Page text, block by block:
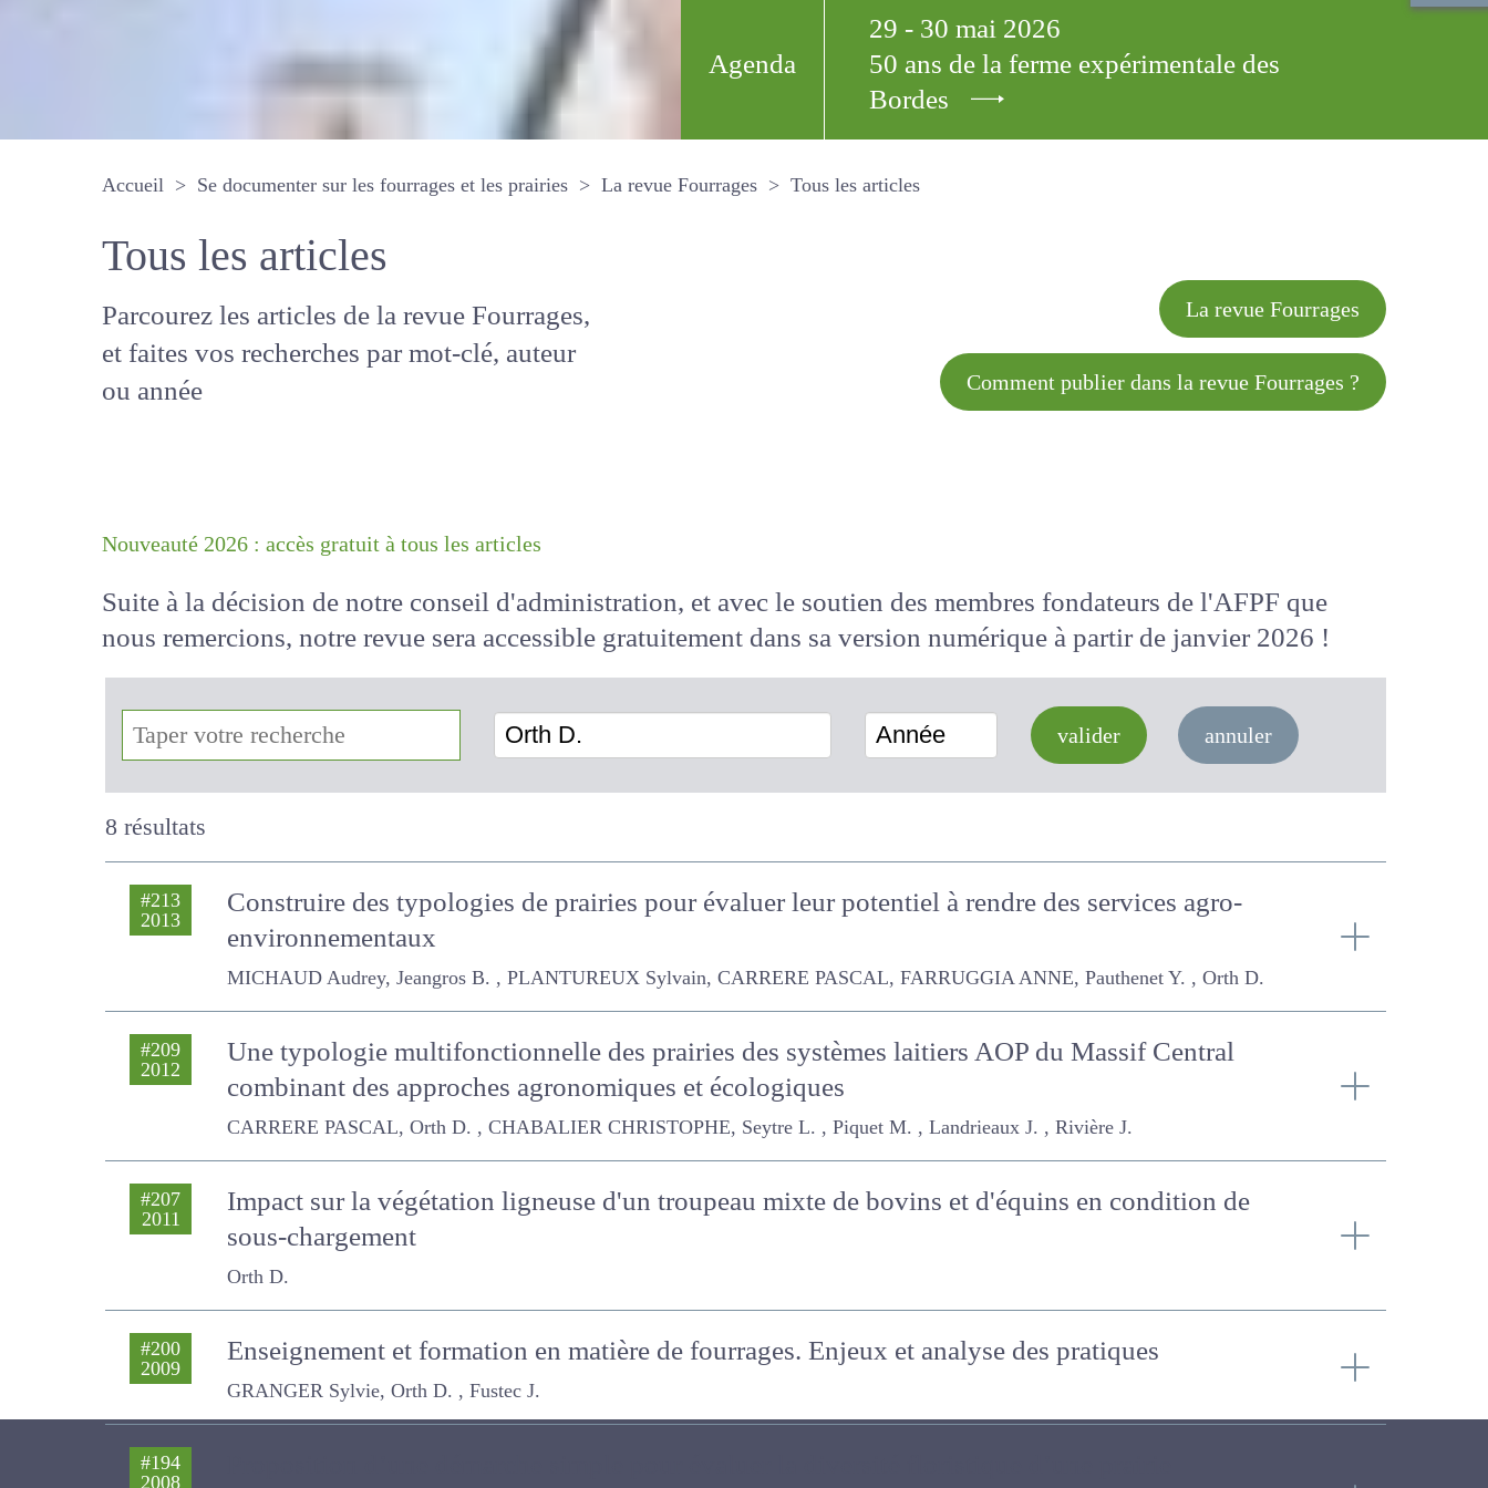
Agenda
29 - 30 mai 2026
50 ans de la ferme expérimentale des
Bordes
Accueil Se documenter sur les fourrages et les prairies La revue Fourrages Tous les articles
Tous les articles
Parcourez les articles de la revue
Fourrages, et faites vos recherches par
mot-clé, auteur ou année
La revue Fourrages
Comment publier dans la revue Fourrages ?
Suite à la décision de notre conseil d'administration, et avec le soutien des membres fondateurs de l'AFPF que
nous remercions, notre revue sera accessiblegratuitementdans sa version numériqueà partir de janvier 2026
!
Orth D. Année valider annuler
8 résultats
#213
2013
Construire des typologies de prairies pour évaluer leur potentiel à rendre des services agro-
environnementaux
MICHAUD Audrey, Jeangros B. , PLANTUREUX Sylvain, CARRERE PASCAL, FARRUGGIA ANNE, Pauthenet Y. , Orth D.
#209
2012
Une typologie multifonctionnelle des prairies des systèmes laitiers AOP du Massif Central
combinant des approches agronomiques et écologiques
CARRERE PASCAL, Orth D. , CHABALIER CHRISTOPHE, Seytre L. , Piquet M. , Landrieaux J. , Rivière J.
#207
2011
Impact sur la végétation ligneuse d'un troupeau mixte de bovins et d'équins en condition
de sous-chargement
Orth D.
#200
2009 Enseignement et formation en matière de fourrages. Enjeux et analyse des pratiques
GRANGER Sylvie, Orth D. , Fustec J.
#194